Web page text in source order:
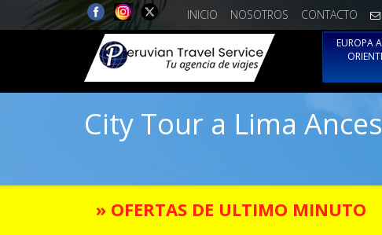
INICIO NOSOTROS CONTACTO
EUROPA
City Tour a Lima
» OFERTAS DE ULTIMO MINUTO